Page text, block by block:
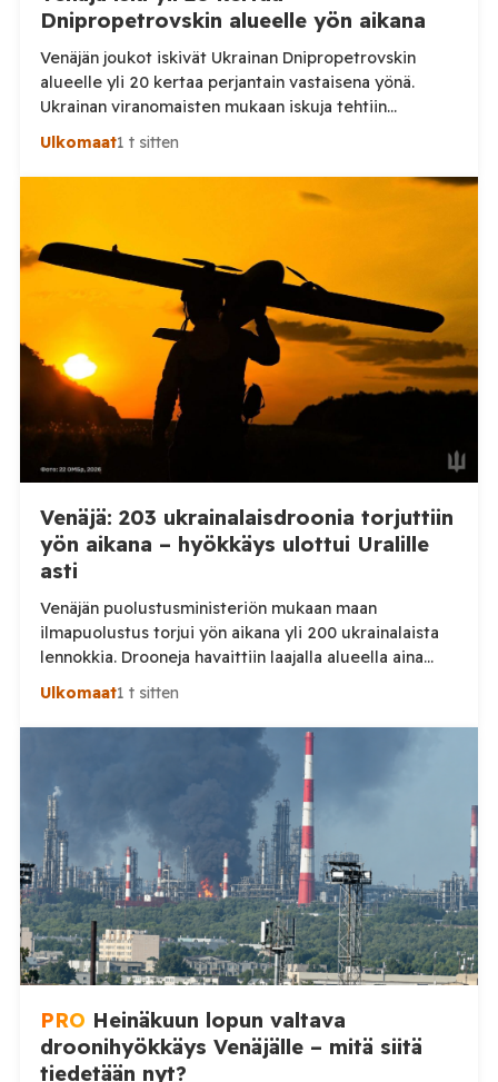
Dnipropetrovskin alueelle yön aikana
Venäjän joukot iskivät Ukrainan Dnipropetrovskin
alueelle yli 20 kertaa perjantain vastaisena yönä.
Ukrainan viranomaisten mukaan iskuja tehtiin
drooneilla ja tykistöllä viidelle eri alueelle.
alueellisen sotilashallinnon johtaja Oleksandr Hanzha
kertoi perjantaiaamuna 7. elokuuta julkaisemassaan
hyökkäsivät yön aikana yli 20 kertaa viidelle alueelle.
Nikopolin alueella iskuja kohdistui Nikopolin
kaupunkiin sekä […]
Ulkomaat1 t sitten
Venäjä: 203 ukrainalaisdroonia torjuttiin
yön aikana – hyökkäys ulottui Uralille
asti
Venäjän puolustusministeriön mukaan maan
ilmapuolustus torjui yön aikana yli 200 ukrainalaista
lennokkia. Drooneja havaittiin laajalla alueella aina
Uralille asti. Venäjän puolustusministeriön virallisen
yhteensä 203 ukrainalaista kiinteäsiipistä
miehittämätöntä ilma-alusta torstai-illan 6. elokuuta
ja perjantaiaamun 7. elokuuta välisenä aikana.
Ministeriön ilmoitus koskee aikaväliä kello 20–08
Moskovan aikaa. Ministeriön mukaan drooneja
torjuttiin […]
Ulkomaat1 t sitten
PRO Heinäkuun lopun valtava
droonihyökkäys Venäjälle – mitä siitä
tiedetään nyt?